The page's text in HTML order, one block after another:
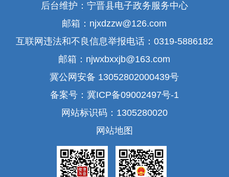
后台维护：宁晋县电子政务服务中心
邮箱：njxdzzw@126.com
互联网违法和不良信息举报电话：0319-5886182
邮箱：njwxbxxjb@163.com
冀公网安备 13052802000439号
备案号：冀ICP备09002497号-1
网站标识码：1305280020
网站地图